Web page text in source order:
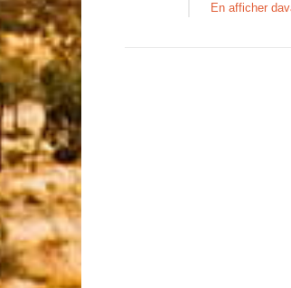
En afficher